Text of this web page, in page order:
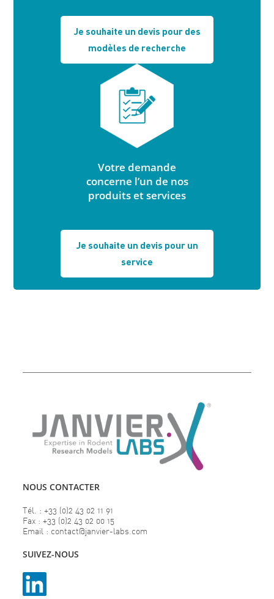
Je souhaite un devis pour des
modèles de recherche
Votre demande
concerne l’un de nos
produits et services
Je souhaite un devis pour un
service
NOUS CONTACTER
Tél. : +33 (0)2 43 02 11 91
Fax : +33 (0)2 43 02 00 15
Email : contact@janvier-labs.com
SUIVEZ-NOUS